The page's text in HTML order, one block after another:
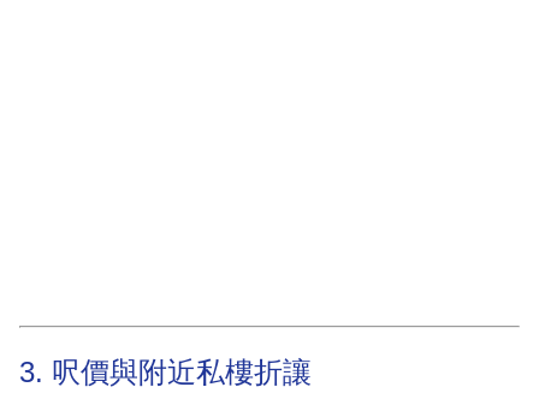
3. 呎價與附近私樓折讓